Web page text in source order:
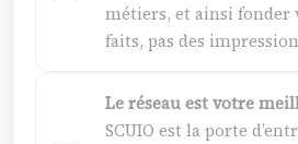
métiers, et ainsi fonder
faits, pas des
Le réseau est votre
SCUIO est la porte